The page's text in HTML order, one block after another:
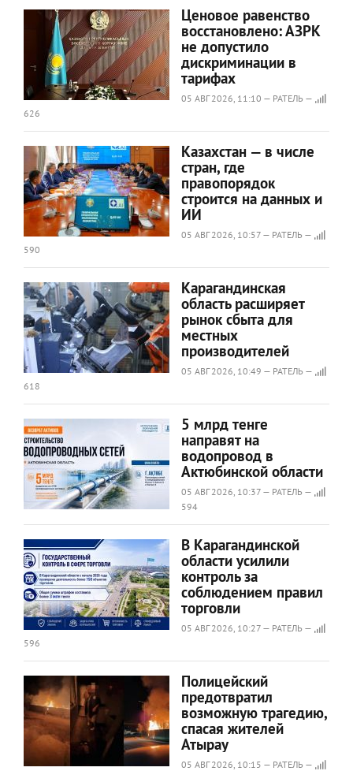
Ценовое равенство
восстановлено: АЗРК
не допустило
дискриминации в
тарифах
05 АВГ 2026, 11:10 — РАТЕЛЬ —
626
Казахстан — в числе
стран, где
правопорядок
строится на данных и
ИИ
05 АВГ 2026, 10:57 — РАТЕЛЬ —
590
Карагандинская
область расширяет
рынок сбыта для
местных
производителей
05 АВГ 2026, 10:49 — РАТЕЛЬ —
618
5 млрд тенге
направят на
водопровод в
Актюбинской области
05 АВГ 2026, 10:37 — РАТЕЛЬ —
594
В Карагандинской
области усилили
контроль за
соблюдением правил
торговли
05 АВГ 2026, 10:27 — РАТЕЛЬ —
596
Полицейский
предотвратил
возможную трагедию,
спасая жителей
Атырау
05 АВГ 2026, 10:15 — РАТЕЛЬ —